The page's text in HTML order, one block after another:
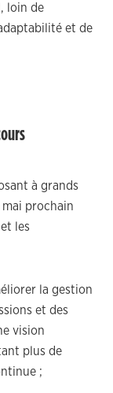
loin de
et de
à grands
prochain
les
la gestion
et des
vision
plus de
;